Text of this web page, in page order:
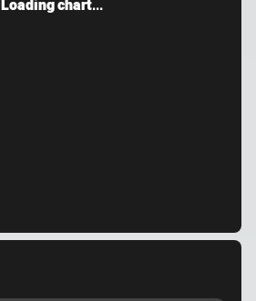
Loading chart...